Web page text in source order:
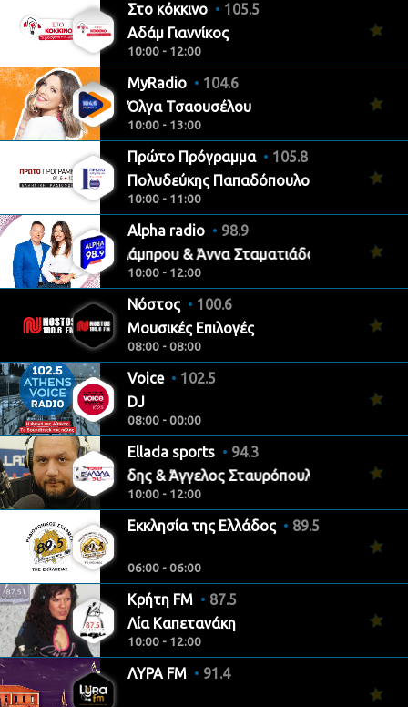
Στο κόκκινο
105.5
Αδάμ Γιαννίκος
10:00 - 12:00
MyRadio
104.6
Όλγα Τσαουσέλου
10:00 - 13:00
Πρώτο Πρόγραμμα
105.8
Πολυδεύκης Παπαδόπουλος
10:00 - 11:00
Alpha radio
98.9
Σπύρος Λάμπρου & Άννα Σταματιάδου
10:00 - 12:00
Νόστος
100.6
Μουσικές Επιλογές
08:00 - 08:00
Voice
102.5
DJ
08:00 - 00:00
Ellada sports
94.3
Alex Ηλιάδης & Άγγελος Σταυρόπουλος
10:00 - 12:00
Εκκλησία της Ελλάδος 89.5
06:00 - 06:00
Κρήτη FM
87.5
Λία Καπετανάκη
10:00 - 12:00
ΛΥΡΑ FM 91.4